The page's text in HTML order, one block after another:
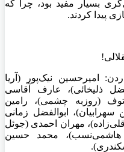
بسیار مفید بود، چرا که
پیدا کردند.
امیرحسین نیک‌پور (آریا
ذلیخائی)، عارف آقاسی
(روزبه چشمی)، رامین
سهرابیان)، ابوالفضل زمانی
مهران احمدی (جوئل
هاشمی‌نسب)، محمد حسین